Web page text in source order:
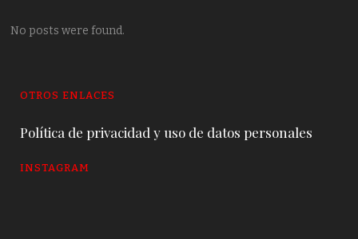
No posts were found.
OTROS ENLACES
Política de privacidad y uso de datos personales
INSTAGRAM